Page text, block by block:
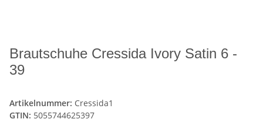
Brautschuhe Cressida Ivory Satin 6 -
39
Artikelnummer: Cressida1
GTIN: 5055744625397